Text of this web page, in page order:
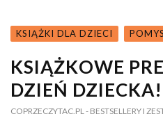
KSIĄŻKI DLA DZIECI
KSIĄŻKOWE
DZIEŃ DZIECKA!
COPRZECZYTAC.PL - BESTSELLERY I